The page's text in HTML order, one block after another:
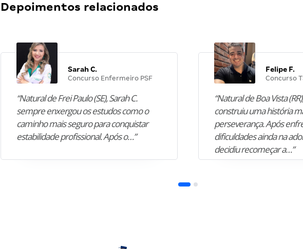
Depoimentos relacionados
Sarah C.
Concurso Enfermeiro PSF
“Natural de Frei Paulo (SE), Sarah C.
sempre enxergou os estudos como o
caminho mais seguro para conquistar
estabilidade profissional. Após o…”
Felipe F.
Concurso
“Natural de Boa Vista
construiu uma história
perseverança. Após
dificuldades ainda na
decidiu recomeçar a…”